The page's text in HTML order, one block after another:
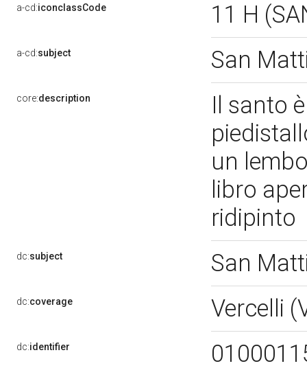
a-cd:iconclassCode 11 H
a-cd:subject San
core:description
Il santo
un
libro
ridipinto
dc:subject San
dc:coverage Vercelli
dc:identifier